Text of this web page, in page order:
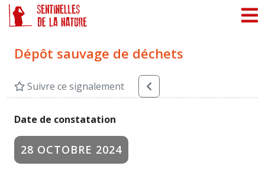
Dépôt sauvage de déchets
Suivre ce signalement
Date de constatation
28 OCTOBRE 2024
Panneau de gestion des cookies